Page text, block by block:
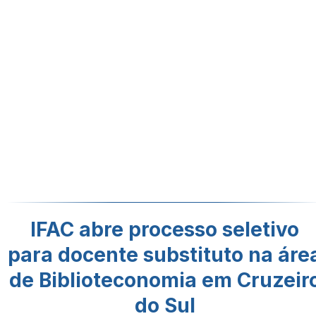
IFAC abre processo seletivo
para docente substituto na
de Biblioteconomia em
do Sul